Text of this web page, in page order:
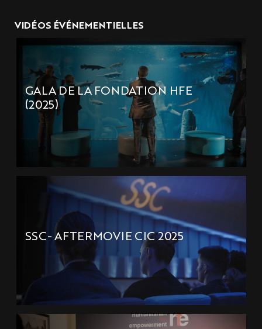
VIDÉOS ÉVÉNEMENTIELLES
GALA DE LA FONDATION HFE
(2025)
SSC- AFTERMOVIE CIC 2025